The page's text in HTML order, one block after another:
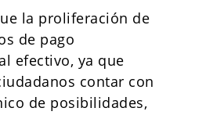
la proliferación de
de pago
efectivo, ya que
contar con
de posibilidades,